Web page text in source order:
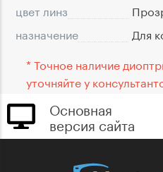
цвет линз
назначение
Для
* Точное наличие
уточняйте у
Основная
версия сайта